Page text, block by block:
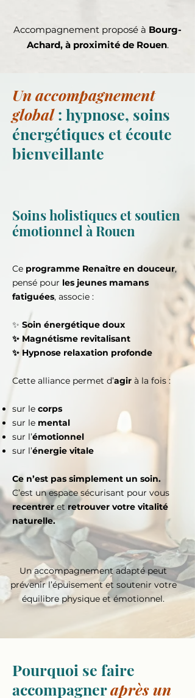
Accompagnement proposé à Bourg-
Achard, à proximité de Rouen.
Un accompagnement
global: hypnose, soins
énergétiques et écoute
bienveillante
Soins holistiques et soutien
émotionnel à Rouen
Ce programme Renaître en douceur,
pensé pour les jeunes mamans
fatiguées, associe :
✨ Soin énergétique doux
✨ Magnétisme revitalisant
✨ Hypnose relaxation profonde
Cette alliance permet d’agir à la fois :
sur le corps
sur le mental
sur l’émotionnel
sur l’énergie vitale
Ce n’est pas simplement un soin.
C’est un espace sécurisant pour vous
recentreret retrouver votre vitalité
naturelle.
Un accompagnement adapté peut
prévenir l’épuisement et soutenir votre
équilibre physique et émotionnel.
Pourquoi se faire
accompagneraprès un